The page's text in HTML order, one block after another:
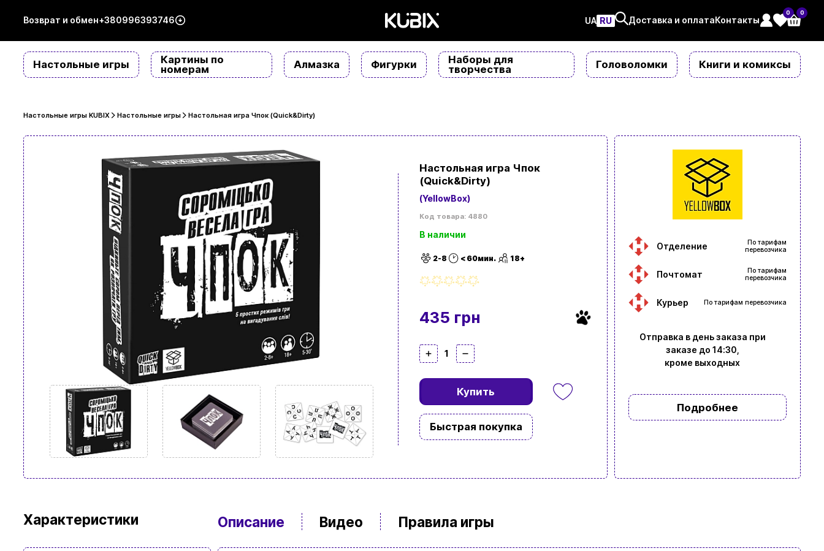
Возврат и обмен+380996393746 UAㅤ RU Доставка и оплатаКонтакты
0 0
Настольные игры
Картины по
номерам
Алмазка Фигурки
Наборы для
творчества
Головоломки Книги и комиксы
Настольные игры KUBIX Настольные игры Настольная игра Чпок (Quick&Dirty)
Настольная игра Чпок
(Quick&Dirty)
(YellowBox)
Код товара: 4880
В наличии
2-8 < 60мин. 18+
435 грн
1
Купить
Быстрая покупка
Отделение
По тарифам
перевозчика
Почтомат
По тарифам
перевозчика
Курьер По тарифам перевозчика
Отправка в день заказа при
заказе до 14:30,
кроме выходных
Подробнее
Характеристики Описание Видео Правила игры